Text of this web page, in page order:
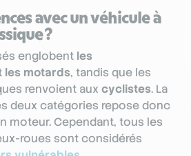
avec un véhicule à
?
englobent les
les motards, tandis que les
renvoient aux cyclistes. La
deux catégories repose donc
moteur. Cependant, tous les
roues sont considérés